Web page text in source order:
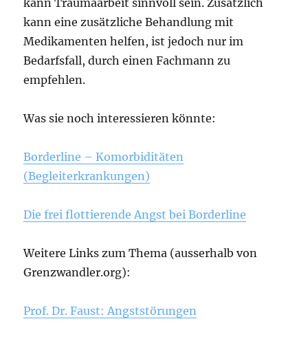
kann eine zusätzliche Behandlung mit
Medikamenten helfen, ist jedoch nur im
Bedarfsfall, durch einen Fachmann zu
empfehlen.
Was sie noch interessieren könnte:
Borderline – Komorbiditäten
(Begleiterkrankungen)
Die frei flottierende Angst bei Borderline
Weitere Links zum Thema (ausserhalb von
Grenzwandler.org):
Prof. Dr. Faust: Angststörungen